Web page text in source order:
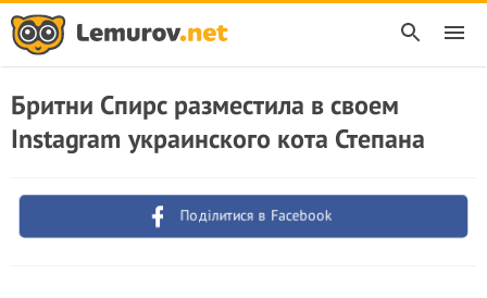
Бритни Спирс разместила в своем
Instagram украинского кота Степана
Поділитися в Facebook